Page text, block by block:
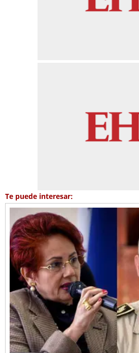
Te puede interesar: